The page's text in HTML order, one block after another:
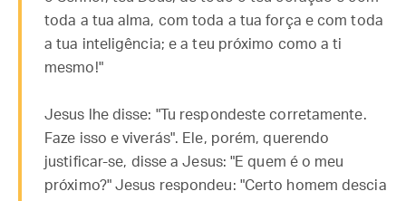
toda a tua alma, com toda a tua força e com toda
a tua inteligência; e a teu próximo como a ti
mesmo!"
Jesus lhe disse: "Tu respondeste corretamente.
Faze isso e viverás". Ele, porém, querendo
justificar-se, disse a Jesus: "E quem é o meu
próximo?" Jesus respondeu: "Certo homem descia